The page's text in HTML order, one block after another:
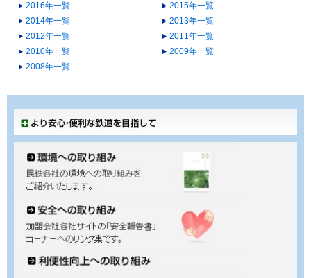
2016年一覧
2015年一覧
2014年一覧
2013年一覧
2012年一覧
2011年一覧
2010年一覧
2009年一覧
2008年一覧